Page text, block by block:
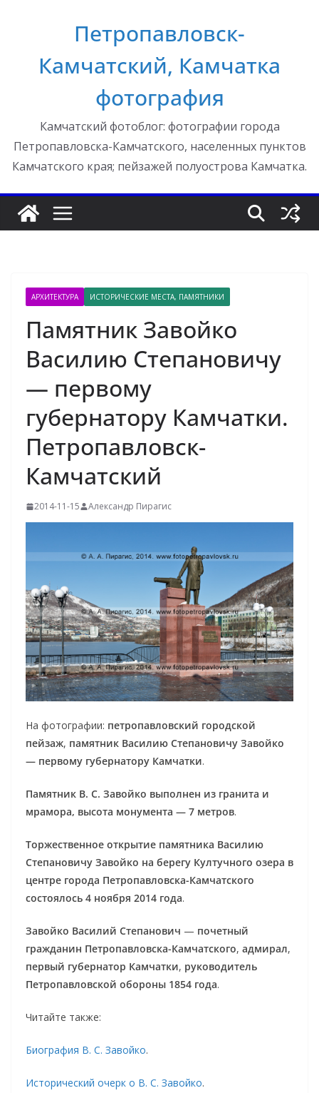
Петропавловск-
Камчатский, Камчатка
фотография
Камчатский фотоблог: фотографии города
Петропавловска-Камчатского, населенных пунктов
Камчатского края; пейзажей полуострова Камчатка.
АРХИТЕКТУРА ИСТОРИЧЕСКИЕ МЕСТА, ПАМЯТНИКИ
Памятник Завойко
Василию Степановичу
— первому
губернатору Камчатки.
Петропавловск-
Камчатский
2014-11-15 Александр Пирагис
На фотографии: петропавловский городской
пейзаж, памятник Василию Степановичу Завойко
— первому губернатору Камчатки.
Памятник В. С. Завойко выполнен из гранита и
мрамора, высота монумента — 7 метров.
Торжественное открытие памятника Василию
Степановичу Завойко на берегу Култучного озера в
центре города Петропавловска-Камчатского
состоялось 4 ноября 2014 года.
Завойко Василий Степанович — почетный
гражданин Петропавловска-Камчатского, адмирал,
первый губернатор Камчатки, руководитель
Петропавловской обороны 1854 года.
Читайте также:
Биография В. С. Завойко.
Исторический очерк о В. С. Завойко.